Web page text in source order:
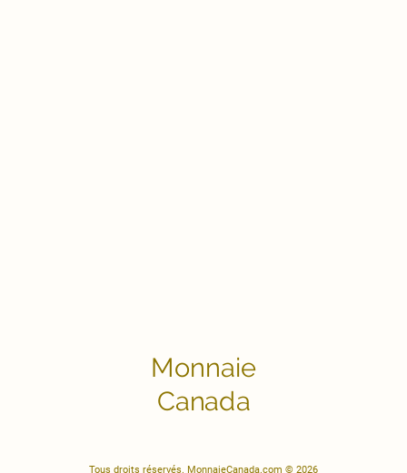
Monnaie
Canada
Tous droits réservés. MonnaieCanada.com © 2026